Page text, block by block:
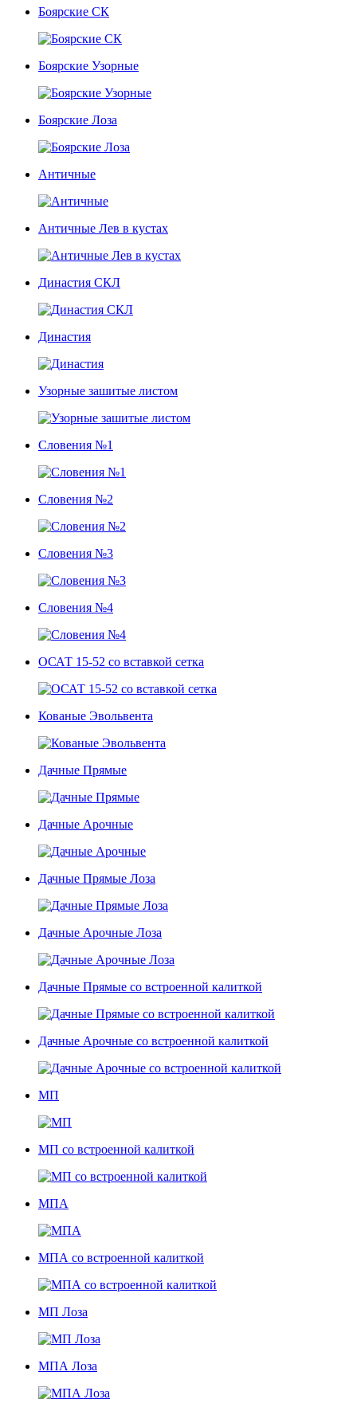
Боярские СК
Боярские Узорные
Боярские Лоза
Античные
Античные Лев в кустах
Династия СКЛ
Династия
Узорные зашитые листом
Словения №1
Словения №2
Словения №3
Словения №4
ОСАТ 15-52 со вставкой сетка
Кованые Эвольвента
Дачные Прямые
Дачные Арочные
Дачные Прямые Лоза
Дачные Арочные Лоза
Дачные Прямые со встроенной калиткой
Дачные Арочные со встроенной калиткой
МП
МП со встроенной калиткой
МПА
МПА со встроенной калиткой
МП Лоза
МПА Лоза